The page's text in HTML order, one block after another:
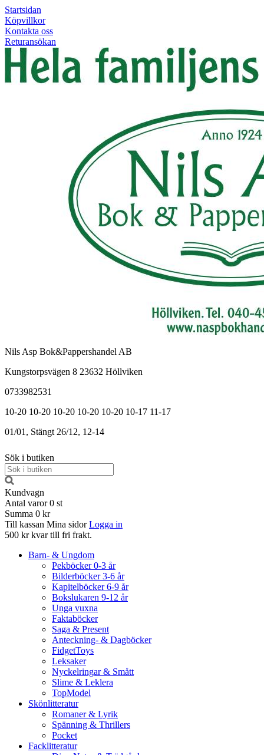
Startsidan
Köpvillkor
Kontakta oss
Returansökan
Nils Asp Bok&Pappershandel AB
Kungstorpsvägen 8 23632 Höllviken
0733982531
10-20 10-20 10-20 10-20 10-20 10-17 11-17
01/01, Stängt 26/12, 12-14
Sök i butiken
Kundvagn
Antal varor 0 st
Summa 0 kr
Till kassan Mina sidor Logga in
500 kr kvar till fri frakt.
Barn- & Ungdom
Pekböcker 0-3 år
Bilderböcker 3-6 år
Kapitelböcker 6-9 år
Bokslukaren 9-12 år
Unga vuxna
Faktaböcker
Saga & Present
Anteckning- & Dagböcker
FidgetToys
Leksaker
Nyckelringar & Smått
Slime & Leklera
TopModel
Skönlitteratur
Romaner & Lyrik
Spänning & Thrillers
Pocket
Facklitteratur